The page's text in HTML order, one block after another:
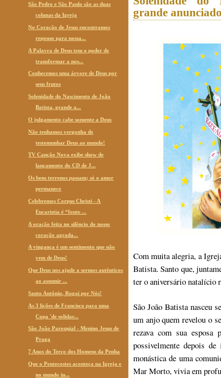
São Pedro e São Paulo são as duas
colunas da Igreja
No Coração de Jesus encontramos
repouso para nossa...
A Palavra de Deus tem o poder de
transformar a nos...
Conhecemos uma árvore de Deus por
seus frutos
Solenidade do Nascimento de João
Batista, grande a...
O julgamento cabe somente a Deus
Não tenhamos vergonha de
testemunhar Deus ao mundo!
TV Canção Nova exibe show de
lançamento do CD de J...
Os bens terrenos passam; só o amor
permanece
Celebremos Corpus Christi - A
Eucaristia é “fonte ...
A oração feita no silêncio do nosso
coração agrada...
A vingança é um sentimento que não
vem de Deus!
Que Deus nos ajude a sermos autênticos
ao assumir ...
Santo Antônio, Rogai por Nós!
As 3 lições de Francisco para uma
Copa 'de solidar...
São João Paroquial - Menino Jesus de
Praga
7 Anos do Terço dos Homens da Penha
Que o Pentecostes aconteça na Igreja e
no mundo in...
grande
Com muita alegria, a
Batista. Santo que,
ter o aniversário natalício
São João Batista nasceu
um anjo quem revelou o
rezava com sua
possivelmente depois
monástica de uma
Mar Morto, vivia em